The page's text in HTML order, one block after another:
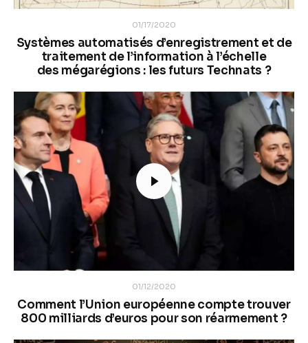
01/17/2020
Systèmes automatisés d’enregistrement et de
traitement de l’information à l’échelle
des mégarégions : les futurs Technats ?
01/12/2020
Comment l’Union européenne compte trouver
800 milliards d’euros pour son réarmement ?